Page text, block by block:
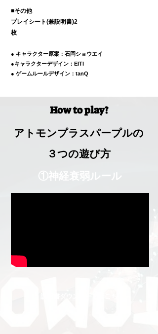
■その他
プレイシート(兼説明書)2
枚
● キャラクター原案：石岡ショウエイ
●キャラクターデザイン：EITI
● ゲームルールデザイン：tanQ
How to play?
​アトモンプラスパープルの
３つの遊び方
①神経衰弱ルール